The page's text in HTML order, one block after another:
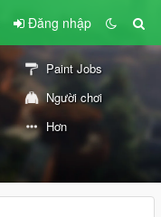
Đăng nhập
Paint Jobs
Người chơi
Hơn